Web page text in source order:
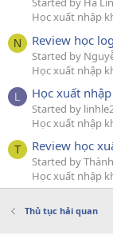
Học xuất nhập
N Review học
Started by
Học xuất nhập
L Học xuất
Started by
Học xuất nhập
T Review học
Started by
Học xuất nhập
Thủ tục hải quan